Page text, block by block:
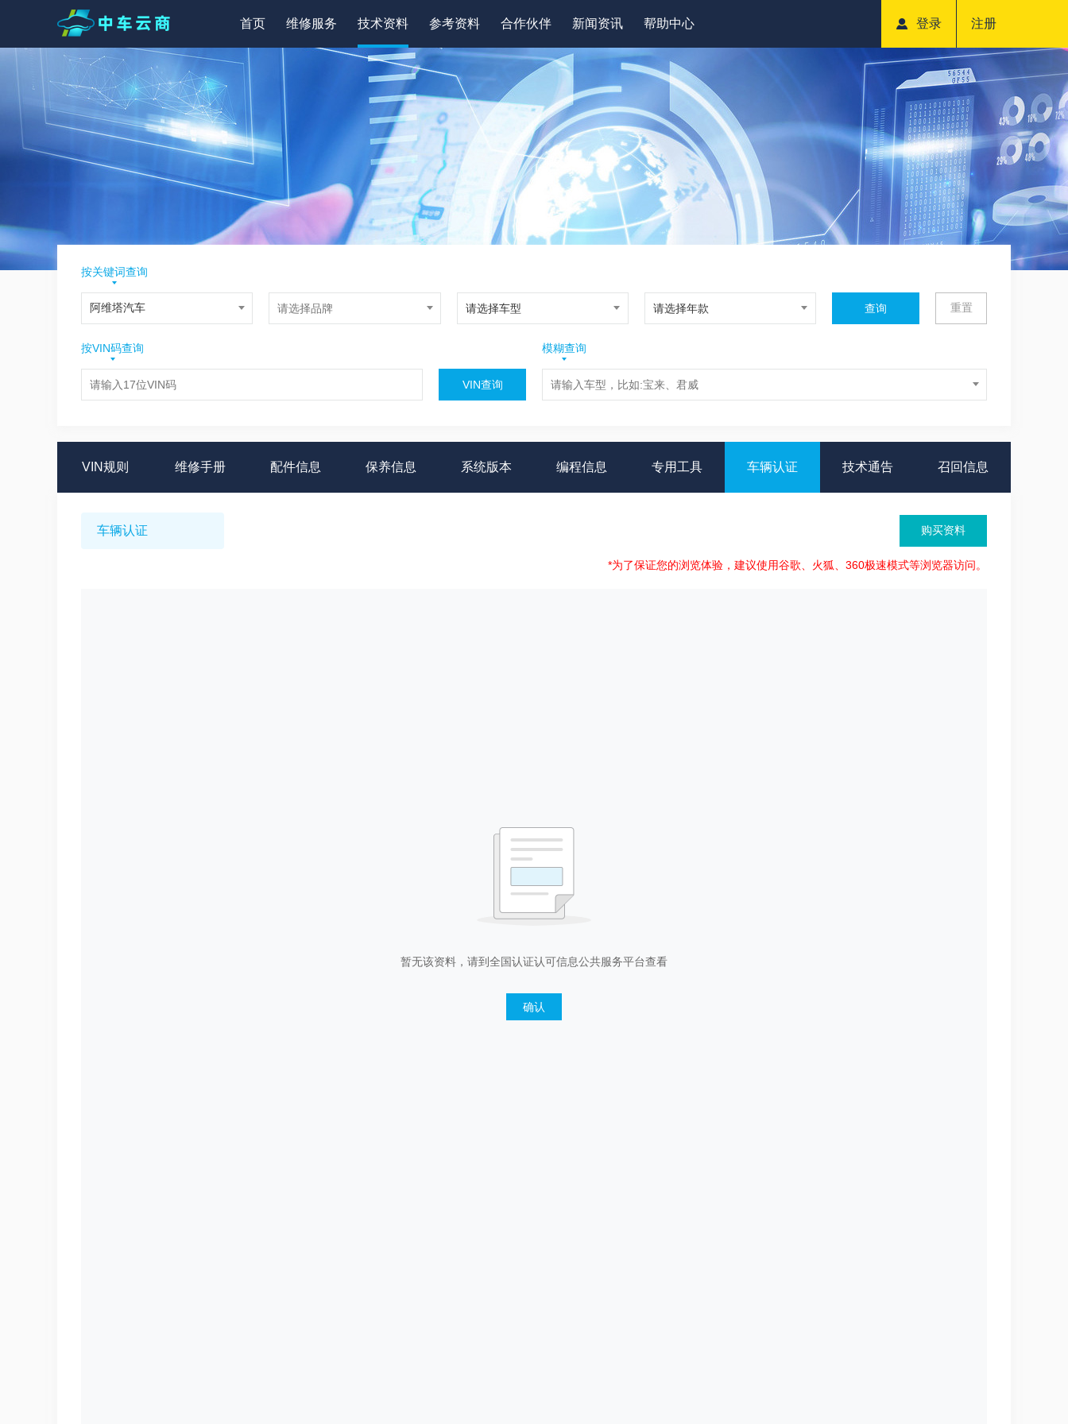
首页 维修服务 技术资料 参考资料 合作伙伴 新闻资讯 帮助中心 登录 注册
按关键词查询
请选择车型 请选择年款 查询 重置
按VIN码查询
VIN查询
模糊查询
VIN规则 维修手册 配件信息 保养信息 系统版本 编程信息 专用工具 车辆认证 技术通告 召回信息
车辆认证 购买资料
*为了保证您的浏览体验，建议使用谷歌、火狐、360极速模式等浏览器访问。
暂无该资料，请到全国认证认可信息公共服务平台查看
确认